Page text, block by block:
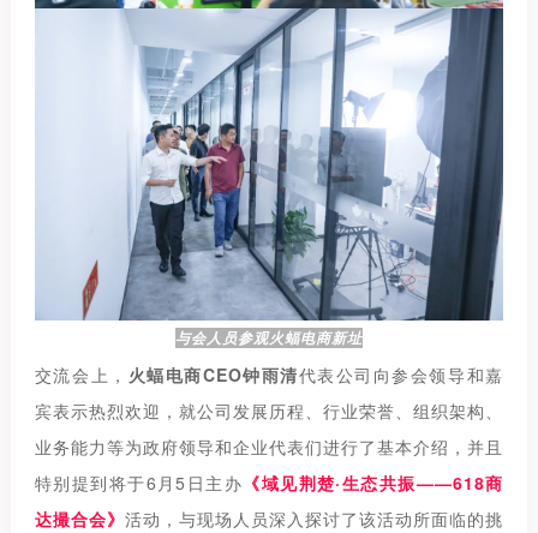
与会人员参观火蝠电商新址
交流会上， 火蝠电商CEO钟雨清代表公司向参会领导和嘉
宾表示热烈欢迎，就公司发展历程、行业荣誉、组织架构、
业务能力等为政府领导和企业代表们进行了基本介绍，并且
特别提到将于6月5日主办 《域见荆楚·生态共振——618商
达撮合会》 活动，与现场人员深入探讨了该活动所面临的挑